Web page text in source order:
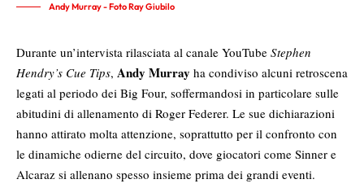
Andy Murray - Foto Ray Giubilo
Durante un’intervista rilasciata al canale YouTube Stephen
Hendry’s Cue Tips, Andy Murray ha condiviso alcuni retroscena
legati al periodo dei Big Four, soffermandosi in particolare sulle
abitudini di allenamento di Roger Federer. Le sue dichiarazioni
hanno attirato molta attenzione, soprattutto per il confronto con
le dinamiche odierne del circuito, dove giocatori come Sinner e
Alcaraz si allenano spesso insieme prima dei grandi eventi.